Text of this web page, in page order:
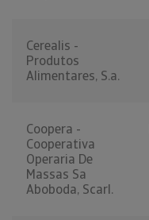
Cerealis -
Produtos
Alimentares, S.a.
Coopera -
Cooperativa
Operaria De
Massas Sa
Aboboda, Scarl.